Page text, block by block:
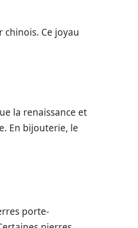
Ce joyau
la renaissance et
En bijouterie, le
porte-